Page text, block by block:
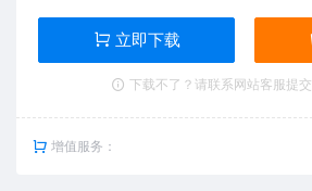
立即下载
下载不了？请联系网站客服提交
增值服务：